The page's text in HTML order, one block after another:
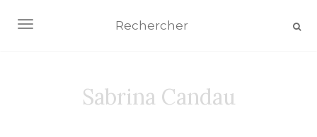
AFFICHER/MASQUER LA NAVIGATION
Sabrina Candau